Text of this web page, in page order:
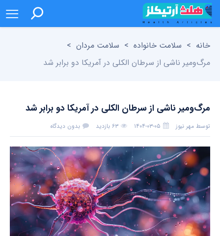
خانه > سلامت خانواده > سلامت مردان >
مرگ‌ومیر ناشی از سرطان الکلی در آمریکا دو برابر شد
مرگ‌ومیر ناشی از سرطان الکلی در آمریکا دو برابر شد
توسط مهر نیوز ۱۴۰۴-۰۳-۰۵ ۶۳ بازدید بدون دیدگاه